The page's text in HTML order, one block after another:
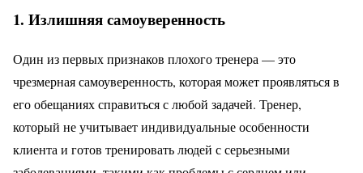
1. Излишняя самоуверенность
Один из первых признаков плохого тренера — это
чрезмерная самоуверенность, которая может проявляться в
его обещаниях справиться с любой задачей. Тренер,
который не учитывает индивидуальные особенности
клиента и готов тренировать людей с серьезными